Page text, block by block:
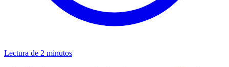
Lectura de 2 minutos